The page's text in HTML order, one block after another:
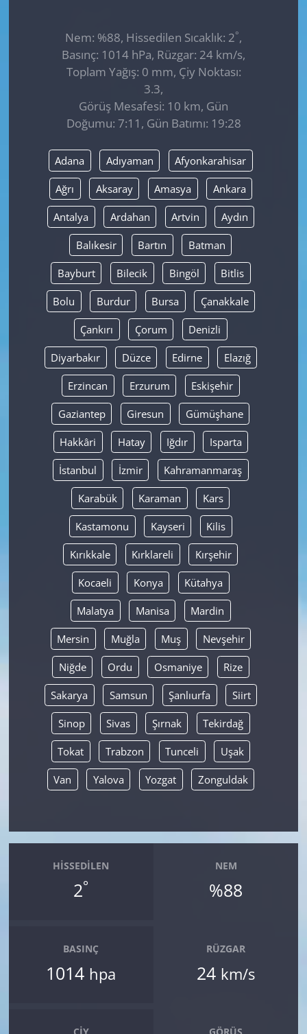
Nem: %88, Hissedilen Sıcaklık: 2°,
Basınç: 1014 hPa, Rüzgar: 24 km/s,
Toplam Yağış: 0 mm, Çiy Noktası:
3.3,
Görüş Mesafesi: 10 km, Gün
Doğumu: 7:11, Gün Batımı: 19:28
Adana Adıyaman Afyonkarahisar
Ağrı Aksaray Amasya Ankara
Antalya Ardahan Artvin Aydın
Balıkesir Bartın Batman
Bayburt Bilecik Bingöl Bitlis
Bolu Burdur Bursa Çanakkale
Çankırı Çorum Denizli
Diyarbakır Düzce Edirne Elazığ
Erzincan Erzurum Eskişehir
Gaziantep Giresun Gümüşhane
Hakkâri Hatay Iğdır Isparta
İstanbul İzmir Kahramanmaraş
Karabük Karaman Kars
Kastamonu Kayseri Kilis
Kırıkkale Kırklareli Kırşehir
Kocaeli Konya Kütahya
Malatya Manisa Mardin
Mersin Muğla Muş Nevşehir
Niğde Ordu Osmaniye Rize
Sakarya Samsun Şanlıurfa Siirt
Sinop Sivas Şırnak Tekirdağ
Tokat Trabzon Tunceli Uşak
Van Yalova Yozgat Zonguldak
HISSEDILEN
2°
NEM
%88
BASINÇ
1014 hpa
RÜZGAR
24 km/s
SAĞLIK
SİYASET